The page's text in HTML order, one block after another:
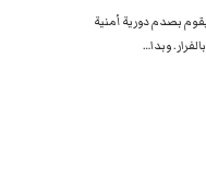
بصدم دورية أمنية
وبدا…